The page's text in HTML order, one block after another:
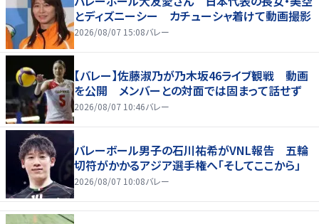
とディズニーシー カチューシャ着けて動画撮影
2026/08/07 15:08バレー
【バレー】佐藤淑乃が乃木坂46ライブ観戦 動画
を公開 メンバーとの対面では固まって話せず
2026/08/07 10:46バレー
バレーボール男子の石川祐希がVNL報告 五輪
切符がかかるアジア選手権へ「そしてここから」
2026/08/07 10:08バレー